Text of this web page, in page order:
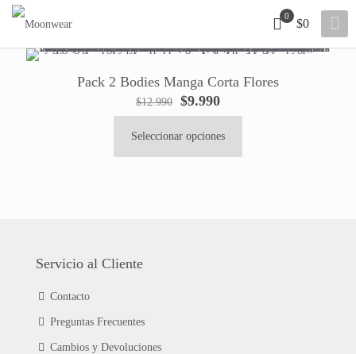
0
$0
Pack 2 Bodies Manga Corta Flores
$12.990
El
precio
original
$9.990El
precio
actual
Seleccionar opciones
producto
se
la
página
Servicio al Cliente
Contacto
Preguntas Frecuentes
Cambios y Devoluciones